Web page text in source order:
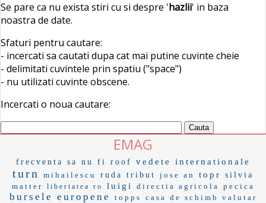
Se pare ca nu exista stiri cu si despre 'hazlii' in baza
noastra de date.
Sfaturi pentru cautare:
- incercati sa cautati dupa cat mai putine cuvinte cheie
- delimitati cuvintele prin spatiu ("space")
- nu utilizati cuvinte obscene.
Incercati o noua cautare:
EMAG
frecventa sa nu fi roof vedete internationale
turn mihailescu ruda tribut jose an topr
silvia
matter
libertatea ro luigi directia agricola pecica
bursele europene topps
casa de schimb valutar